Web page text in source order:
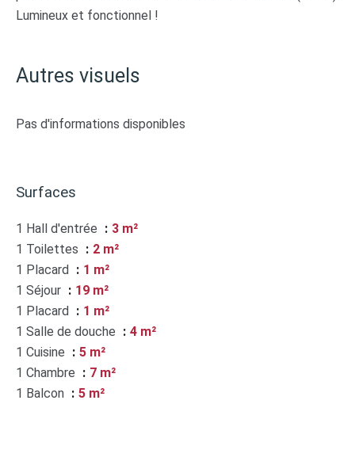
Lumineux et fonctionnel !
Autres visuels
Pas d'informations disponibles
Surfaces
1 Hall d'entrée
3 m²
1 Toilettes
2 m²
1 Placard
1 m²
1 Séjour
19 m²
1 Placard
1 m²
1 Salle de douche
4 m²
1 Cuisine
5 m²
1 Chambre
7 m²
1 Balcon
5 m²